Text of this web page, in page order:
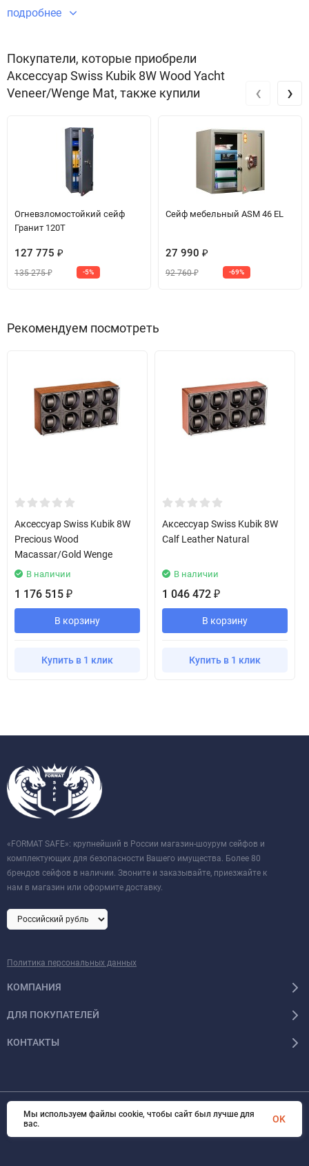
· Ваша шкатулка для автоподзавода часов изготовлена в
сутки были изготовлены и испытаны с использованием
современных инновационных технологий, обеспечивающих
высокую надежность и долговечность этих изделий.
Благодаря низкому потреблению энергии, в шкатулке
используются две стандартные щелочные батареи 1,5В (C-LR14-
BABY), обеспечивающие непрерывную продолжительность
работы в течение около 3 лет.
· Ваша шкатулка для автоподзавода часов специально
запрограммирована для завода на 900-950 оборотов в сутки в
каждом направлении вращения, что достаточно практически
для всех автоматических часов, имеющихся в настоящее время
подробнее
Покупатели, которые приобрели
Аксессуар Swiss Kubik 8W Wood Yacht
Veneer/Wenge Mat, также купили
Огневзломостойкий сейф
Гранит 120T
127 775 ₽
135 275₽ -5%
Сейф мебельный ASM 46 EL
27 990 ₽
92 760₽ -69%
‹ ›
Рекомендуем посмотреть
Аксессуар Swiss Kubik 8W
Precious Wood
Macassar/Gold Wenge
В наличии
1 176 515 ₽
В корзину
Купить в 1 клик
Аксессуар Swiss Kubik 8W
Calf Leather Natural
В наличии
1 046 472 ₽
В корзину
Купить в 1 клик
«FORMAT SAFE»: крупнейший в России магазин-шоурум сейфов и
комплектующих для безопасности Вашего имущества. Более 80
брендов сейфов в наличии. Звоните и заказывайте, приезжайте к
нам в магазин или оформите доставку.
Политика персональных данных
КОМПАНИЯ
ДЛЯ ПОКУПАТЕЛЕЙ
КОНТАКТЫ
© 2026 Format-safe.ru Все права защищены
Мы используем файлы cookie, чтобы сайт был лучше для
вас.
OK